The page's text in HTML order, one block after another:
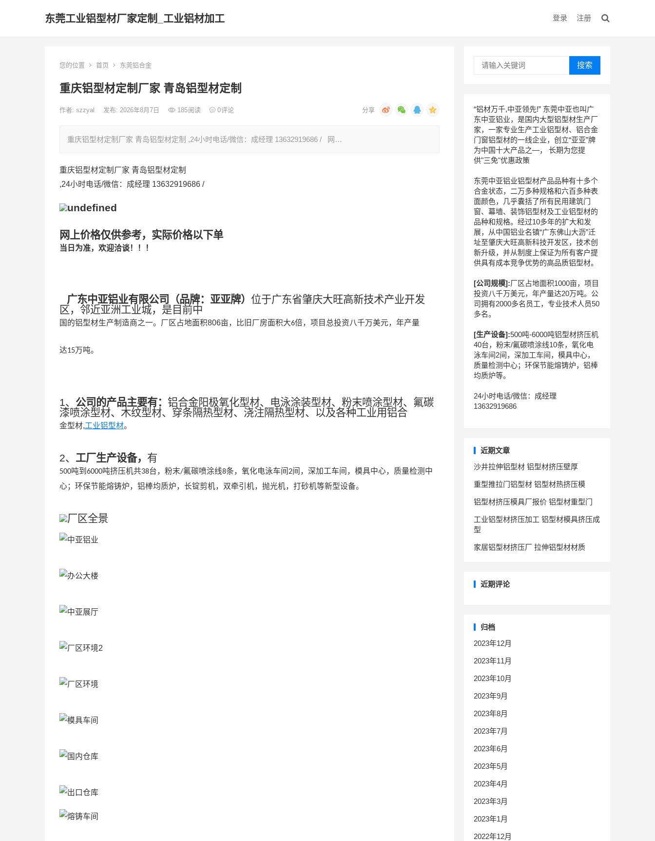
东莞工业铝型材厂家定制_工业铝材加工 登录 注册
您的位置 首页 东莞铝合金
重庆铝型材定制厂家 青岛铝型材定制
作者: szzyal 发布: 2026年8月7日 185阅读 0评论
重庆铝型材定制厂家 青岛铝型材定制 ,24小时电话/微信：成经理 13632919686 / 网…
重庆铝型材定制厂家 青岛铝型材定制
,24小时电话/微信：成经理 13632919686 /
网上价格仅供参考，实际价格以下单
当日为准，欢迎洽谈！！！
广东中亚铝业有限公司 （品牌：亚亚牌） 位于广东省肇庆大旺高新技术产业开发
区，邻近亚洲工业城，是目前中
国的铝型材生产制造商之一。 厂区占地面积806亩，比旧厂房面积大6倍，项目总投资八千万美元，年产量
达15万吨。
1、 公司的产品主要有： 铝合金阳极氧化型材、电泳涂装型材、粉末喷涂型材、氟碳
漆喷涂型材、木纹型材、穿条隔热型材、浇注隔热型材、以及各种工业用铝合
金型材,工业铝型材。
2、 工厂生产设备， 有
500吨到 6000吨挤压机共38台，粉末/氟碳喷涂线8条，氧化电泳车间2间，深加工车间，模具中心，质量检测中
心；环保节能熔铸炉，铝棒均质炉，长锭剪机，双牵引机，抛光机，打砂机等新型设备。
搜索
“铝材万千,中亚领先!” 东莞中亚也叫广
东中亚铝业，是国内大型铝型材生产厂
家，一家专业生产工业铝型材、铝合金
门窗铝型材的一线企业，创立“亚亚”牌
为中国十大产品之—， 长期为您提
供"三免"优惠政策
东莞中亚铝业铝型材产品品种有十多个
合金状态，二万多种规格和六百多种表
面颜色，几乎囊括了所有民用建筑门
窗、幕墙、装饰铝型材及工业铝型材的
品种和规格。经过10多年的扩大和发
展，从中国铝业名镇“广东佛山大沥”迁
址至肇庆大旺高新科技开发区，技术创
新升级，并从制度上保证为所有客户提
供具有成本竞争优势的高品质铝型材。
[公司规模]:厂区占地面积1000亩，项目
投资八千万美元，年产量达20万吨。公
司拥有2000多名员工，专业技术人员50
多名。
[生产设备]:500吨-6000吨铝型材挤压机
40台，粉末/氟碳喷涂线10条，氧化电
泳车间2间，深加工车间，模具中心，
质量检测中心；环保节能熔铸炉，铝棒
均质炉等。
24小时电话/微信：成经理
13632919686
近期文章
沙井拉伸铝型材 铝型材挤压壁厚
重型推拉门铝型材 铝型材热挤压模
铝型材挤压模具厂报价 铝型材重型门
工业铝型材挤压加工 铝型材模具挤压成
型
家居铝型材挤压厂 拉伸铝型材材质
近期评论
归档
2023年12月
2023年11月
2023年10月
2023年9月
2023年8月
2023年7月
2023年6月
2023年5月
2023年4月
2023年3月
2023年1月
2022年12月